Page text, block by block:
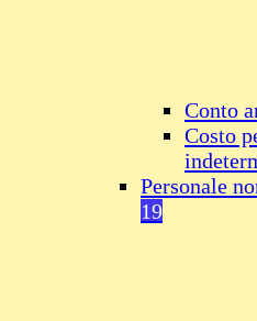
Conto
Costo
Personale
19